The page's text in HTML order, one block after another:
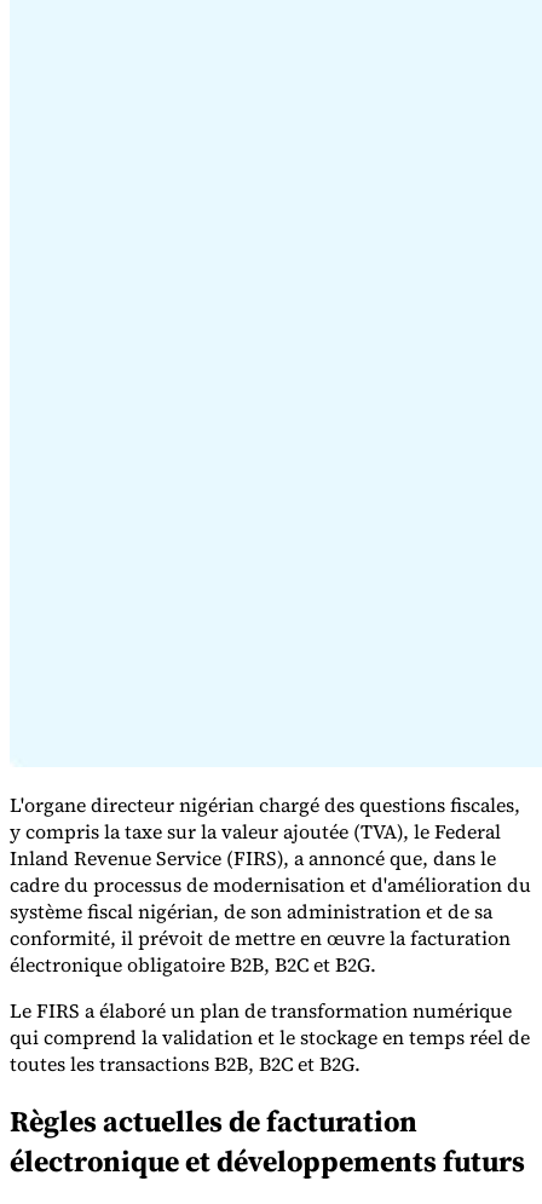
région du Golfe
fiscalité indirecte
Taxes sur le carbone et prélèvements
environnementaux
L'organe directeur nigérian chargé des questions fiscales,
y compris la taxe sur la valeur ajoutée (TVA), le Federal
Inland Revenue Service (FIRS), a annoncé que, dans le
cadre du processus de modernisation et d'amélioration du
système fiscal nigérian, de son administration et de sa
conformité, il prévoit de mettre en œuvre la facturation
électronique obligatoire B2B, B2C et B2G.
Le FIRS a élaboré un plan de transformation numérique
qui comprend la validation et le stockage en temps réel de
toutes les transactions B2B, B2C et B2G.
Règles actuelles de facturation
électronique et développements futurs